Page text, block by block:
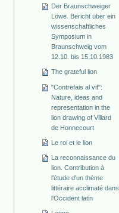
Der Braunschweiger
Löwe. Bericht über ein
wissenschaftliches
Symposium in
Braunschweig vom
12.10. bis 15.10.1983
The grateful lion
"Contrefais al vif":
Nature, ideas and
representation in the
lion drawing of Villard
de Honnecourt
Le roi et le lion
La reconnaissance du
lion. Contribution à
l'étude d'un thème
littéraire acclimaté dans
l'Occident latin